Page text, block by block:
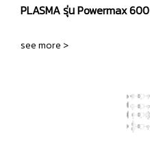
PLASMA รุ่น Powermax 600
see more >